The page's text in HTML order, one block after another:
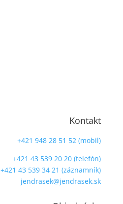
Kontakt
+421 948 28 51 52 (mobil)
+421 43 539 20 20 (telefón)
+421 43 539 34 21 (záznamník)
jendrasek@jendrasek.sk